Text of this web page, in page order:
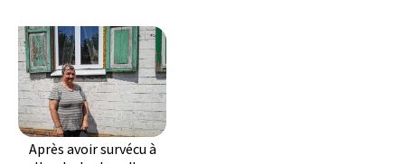
Après avoir survécu à